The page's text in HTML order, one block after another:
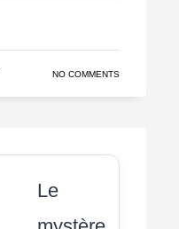
NO COMMENTS
Le